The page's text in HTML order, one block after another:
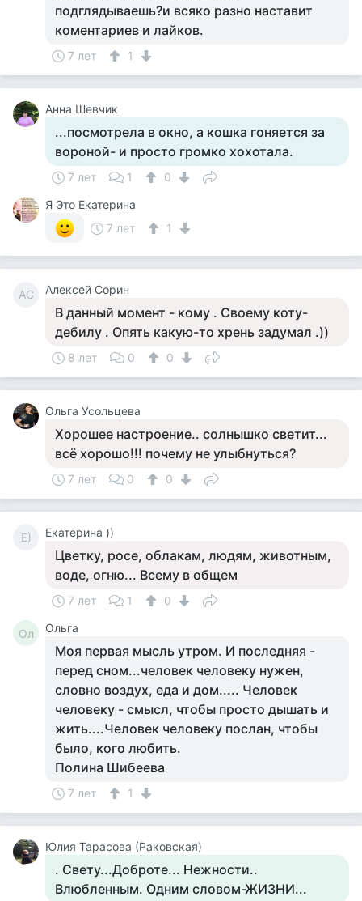
подглядываешь?и всяко разно наставит
коментариев и лайков.
7 лет 1
Анна Шевчик
...посмотрела в окно, а кошка гоняется за
вороной- и просто громко хохотала.
7 лет 1
0
Я Это Екатерина
7 лет
1
АС Алексей Сорин
В данный момент - кому . Своему коту-
дебилу . Опять какую-то хрень задумал .))
8 лет 0 0
Ольга Усольцева
Хорошее настроение.. солнышко светит...
всё хорошо!!! почему не улыбнуться?
7 лет 0 0
Е) Екатерина ))
Цветку, росе, облакам, людям, животным,
воде, огню... Всему в общем
7 лет 1 0
Ол Ольга
Моя первая мысль утром. И последняя -
перед сном...человек человеку нужен,
словно воздух, еда и дом..... Человек
человеку - смысл, чтобы просто дышать и
жить....Человек человеку послан, чтобы
было, кого любить.
Полина Шибеева
7 лет 1
Юлия Тарасова (Раковская)
. Свету...Доброте... Нежности..
Влюбленным. Одним словом-ЖИЗНИ...